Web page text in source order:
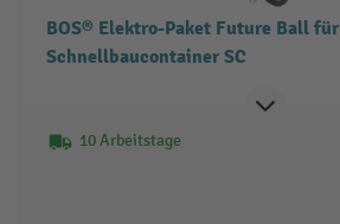
BOS® Elektro-Paket Future Ball für
Schnellbaucontainer SC
10 Arbeitstage